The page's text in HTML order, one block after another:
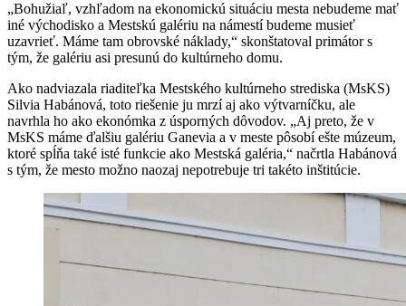
„Bohužiaľ, vzhľadom na ekonomickú situáciu mesta nebudeme mať
iné východisko a Mestskú galériu na námestí budeme musieť
uzavrieť. Máme tam obrovské náklady,“ skonštatoval primátor s
tým, že galériu asi presunú do kultúrneho domu.
Ako nadviazala riaditeľka Mestského kultúrneho strediska (MsKS)
Silvia Habánová, toto riešenie ju mrzí aj ako výtvarníčku, ale
navrhla ho ako ekonómka z úsporných dôvodov. „Aj preto, že v
MsKS máme ďalšiu galériu Ganevia a v meste pôsobí ešte múzeum,
ktoré spĺňa také isté funkcie ako Mestská galéria,“ načrtla Habánová
s tým, že mesto možno naozaj nepotrebuje tri takéto inštitúcie.